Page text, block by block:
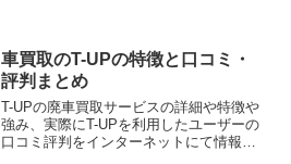
ーザーの口コミ評判をインターネットに
て情報収集しまとめましたのでご紹介し
ます。
車買取のT-UPの特徴と口コミ・
評判まとめ
T-UPの廃車買取サービスの詳細や特徴や
強み、実際にT-UPを利用したユーザーの
口コミ評判をインターネットにて情報収